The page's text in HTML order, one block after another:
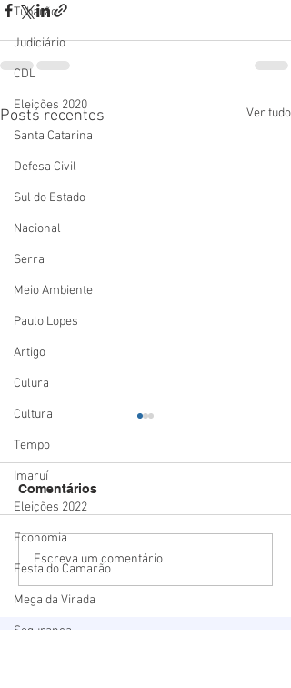
Tubarão
Judiciário
CDL
Eleições 2020
Santa Catarina
Defesa Civil
Sul do Estado
Nacional
Serra
Meio Ambiente
Paulo Lopes
Artigo
Culura
Cultura
Tempo
Imaruí
Eleições 2022
Economia
Festa do Camarão
Mega da Virada
Segurança
Posts recentes Ver tudo
Estado mais seguro do
registra menor número
Comentários
Escreva um comentário